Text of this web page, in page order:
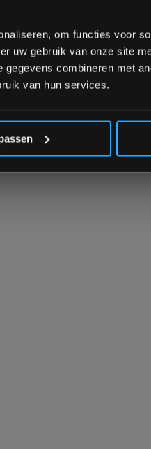
om functies voor
uw gebruik van onze site
combineren met
van hun services.